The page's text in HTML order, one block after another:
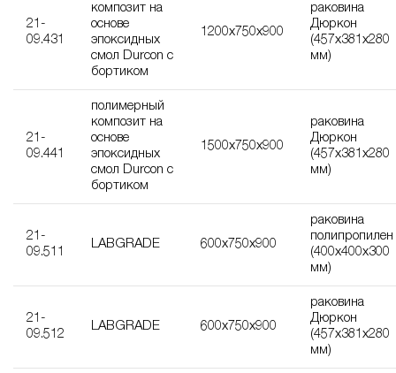
21-
09.431
композит на
основе
эпоксидных
смол Durcon с
бортиком
1200х750х900
раковина
Дюркон
(457х381х280
мм)
21-
09.441
полимерный
композит на
основе
эпоксидных
смол Durcon с
бортиком
1500х750х900
раковина
Дюркон
(457х381х280
мм)
21-
09.511
LABGRADE 600х750х900
раковина
полипропилен
(400х400х300
мм)
21-
09.512
LABGRADE 600х750х900
раковина
Дюркон
(457х381х280
мм)